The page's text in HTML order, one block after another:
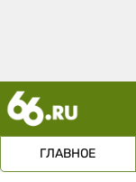
ГЛАВНОЕ